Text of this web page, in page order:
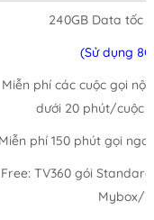
240GB Data tốc
(Sử dụng
Miễn phí các cuộc gọi
dưới 20 phút/cuộc
Miễn phí 150 phút gọi
Free: TV360 gói
Mybox/